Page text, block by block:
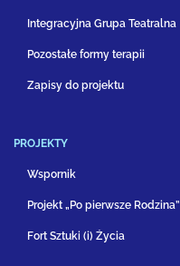
Integracyjna Grupa Teatralna
Pozostałe formy terapii
Zapisy do projektu
PROJEKTY
Wspornik
Projekt „Po pierwsze Rodzina”
Fort Sztuki (i) Życia